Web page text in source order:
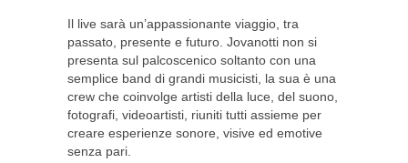
Il live sarà un’appassionante viaggio, tra
passato, presente e futuro. Jovanotti non si
presenta sul palcoscenico soltanto con una
semplice band di grandi musicisti, la sua è una
crew che coinvolge artisti della luce, del suono,
fotografi, videoartisti, riuniti tutti assieme per
creare esperienze sonore, visive ed emotive
senza pari.